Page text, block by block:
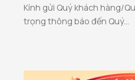
Kính gửi Quý khách hàng/
trọng thông báo đến Quý...